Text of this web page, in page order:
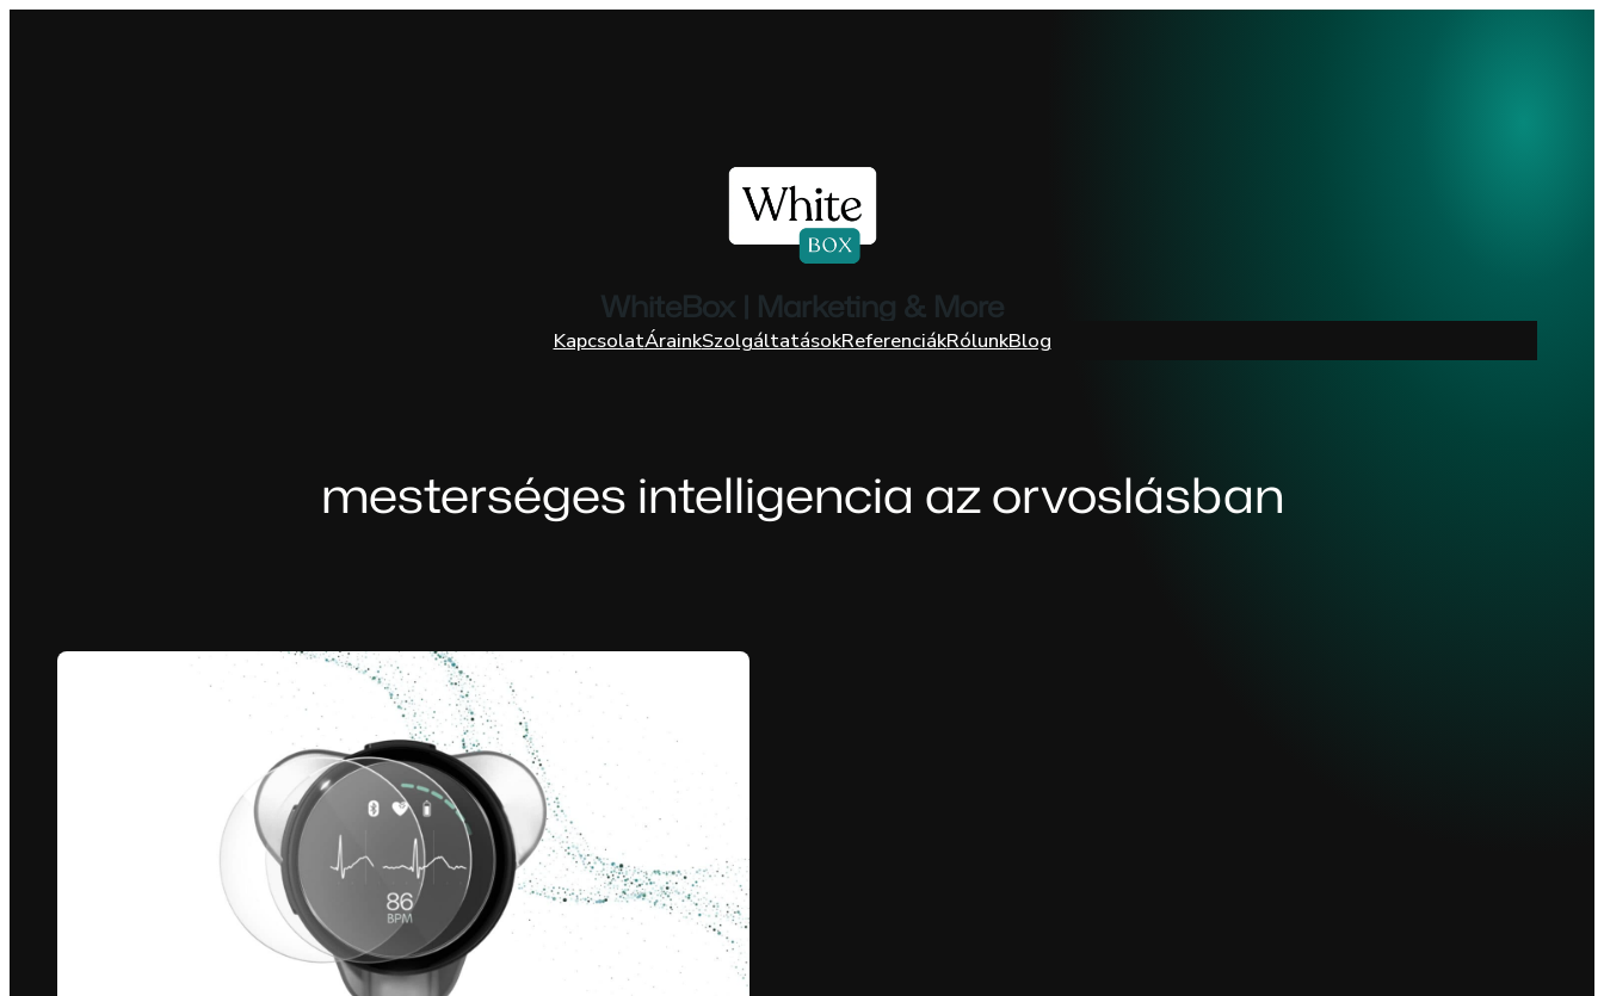
WhiteBox | Marketing & More
KapcsolatÁrainkSzolgáltatásokReferenciákRólunkBlog
mesterséges intelligencia az orvoslásban